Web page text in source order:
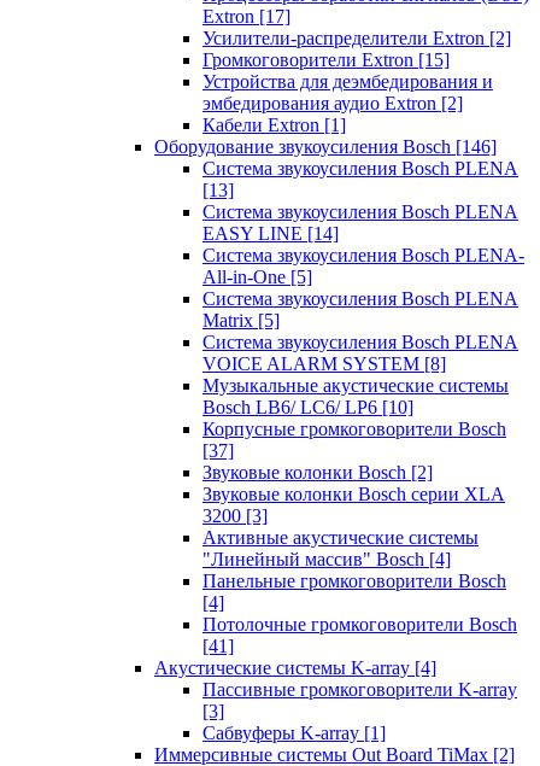
Extron [17]
Усилители-распределители Extron [2]
Громкоговорители Extron [15]
Устройства для деэмбедирования и
эмбедирования аудио Extron [2]
Кабели Extron [1]
Оборудование звукоусиления Bosch [146]
Система звукоусиления Bosch PLENA
[13]
Система звукоусиления Bosch PLENA
EASY LINE [14]
Система звукоусиления Bosch PLENA-
All-in-One [5]
Система звукоусиления Bosch PLENA
Matrix [5]
Система звукоусиления Bosch PLENA
VOICE ALARM SYSTEM [8]
Музыкальные акустические системы
Bosch LB6/ LC6/ LP6 [10]
Корпусные громкоговорители Bosch
[37]
Звуковые колонки Bosch [2]
Звуковые колонки Bosch серии XLA
3200 [3]
Активные акустические системы
"Линейный массив" Bosch [4]
Панельные громкоговорители Bosch
[4]
Потолочные громкоговорители Bosch
[41]
Акустические системы K-array [4]
Пассивные громкоговорители K-array
[3]
Сабвуферы K-array [1]
Иммерсивные системы Out Board TiMax [2]